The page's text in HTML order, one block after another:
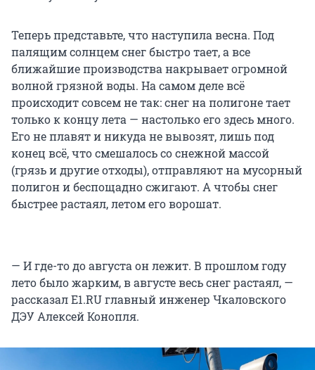
Теперь представьте, что наступила весна. Под
палящим солнцем снег быстро тает, а все
ближайшие производства накрывает огромной
волной грязной воды. На самом деле всё
происходит совсем не так: снег на полигоне тает
только к концу лета — настолько его здесь много.
Его не плавят и никуда не вывозят, лишь под
конец всё, что смешалось со снежной массой
(грязь и другие отходы), отправляют на мусорный
полигон и беспощадно сжигают. А чтобы снег
быстрее растаял, летом его ворошат.
— И где-то до августа он лежит. В прошлом году
лето было жарким, в августе весь снег растаял, —
рассказал E1.RU главный инженер Чкаловского
ДЭУ Алексей Конопля.